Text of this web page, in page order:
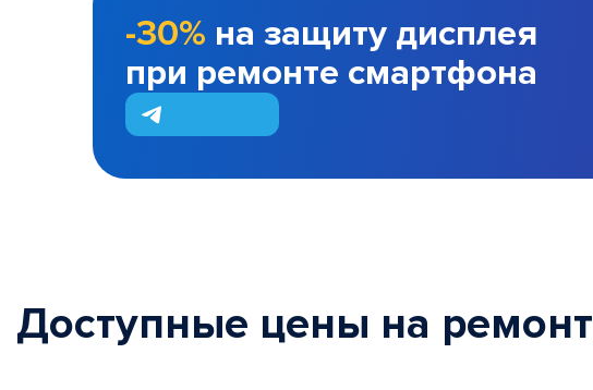
-30% на защиту дисплея
при ремонте смартфона
Доступные цены на ремонт